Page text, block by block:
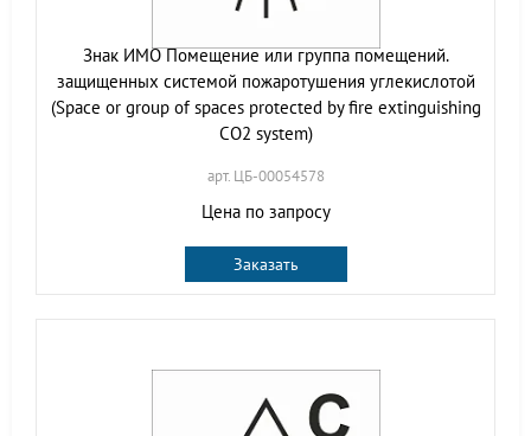
Знак ИМО Помещение или группа помещений.
защищенных системой пожаротушения углекислотой
(Space or group of spaces protected by fire extinguishing
CO2 system)
арт. ЦБ-00054578
Цена по запросу
Заказать